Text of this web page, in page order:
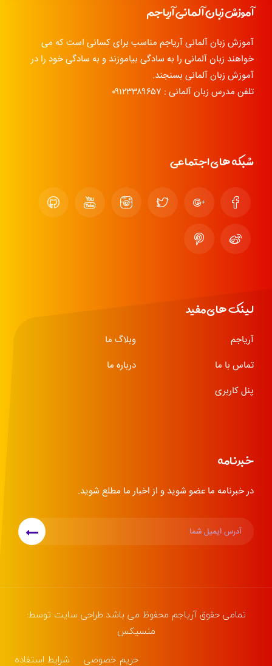
آموزش زبان آلمانی آریاجم
آموزش زبان آلمانی آریاجم مناسب برای کسانی است که می
خواهند زبان آلمانی را به سادگی بیاموزند و به سادگی خود را در
آموزش زبان آلمانی بسنجند.
تلفن مدرس زبان آلمانی : ۰۹۱۲۳۳۸۹۶۵۷
شبکه های اجتماعی
لینک های مفید
آریاجم
وبلاگ ما
تماس با ما
درباره ما
پنل کاربری
خبرنامه
در خبرنامه ما عضو شوید و از اخبار ما مطلع شوید.
تمامی حقوقآریاجم محفوظ می باشد.طراحی سایت توسط:
منسیکس
حریم خصوصی
شرایط استفاده